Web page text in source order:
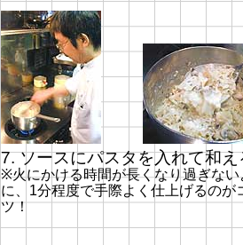
7. ソースにパスタを入れて和え
※火にかける時間が長くなり過ぎない
に、1分程度で手際よく仕上げるのが
ツ！